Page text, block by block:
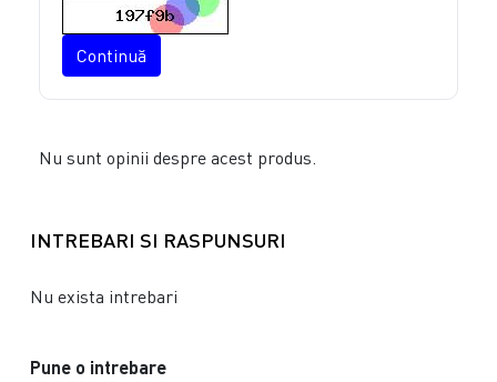
Continuă
Nu sunt opinii despre acest produs.
INTREBARI SI RASPUNSURI
Nu exista intrebari
Pune o intrebare